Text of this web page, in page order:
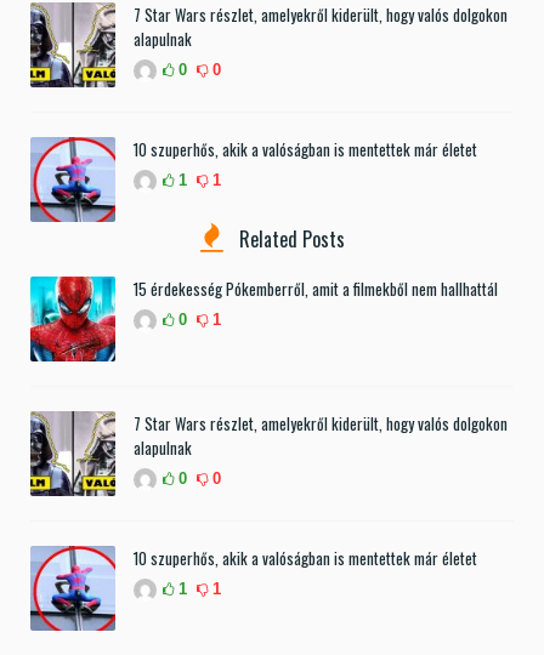
7 Star Wars részlet, amelyekről kiderült, hogy valós dolgokon
alapulnak
0 0
10 szuperhős, akik a valóságban is mentettek már életet
1 1
Related Posts
15 érdekesség Pókemberről, amit a filmekből nem hallhattál
0 1
7 Star Wars részlet, amelyekről kiderült, hogy valós dolgokon
alapulnak
0 0
10 szuperhős, akik a valóságban is mentettek már életet
1 1